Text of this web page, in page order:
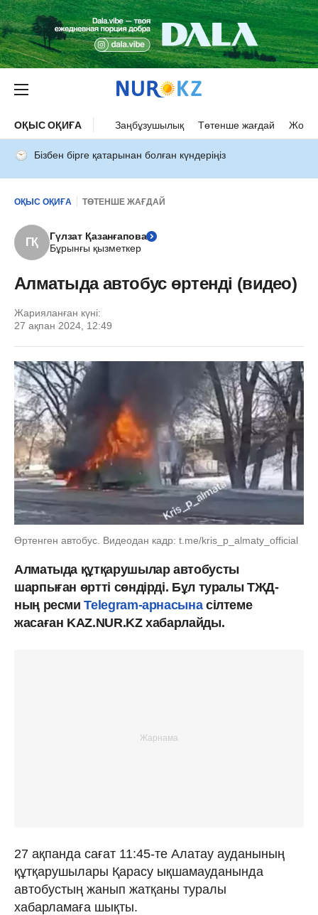
ОҚЫС ОҚИҒА Заңбұзушылық Төтенше жағдай Жол
Бізбен бірге қатарынан болған күндеріңіз
ОҚЫС ОҚИҒА ТӨТЕНШЕ ЖАҒДАЙ
ГҚ
Гүлзат Қазанғапова
Бұрынғы қызметкер
Алматыда автобус өртенді (видео)
Жарияланған күні:
27 ақпан 2024, 12:49
Өртенген автобус. Видеодан кадр: t.me/kris_p_almaty_official
Алматыда құтқарушылар автобусты
шарпыған өртті сөндірді. Бұл туралы ТЖД-
ның ресмиTelegram-арнасынасілтеме
жасаған KAZ.NUR.KZ хабарлайды.
27 ақпанда сағат 11:45-те Алатау ауданының
құтқарушылары Қарасу ықшамауданында
автобустың жанып жатқаны туралы
хабарламаға шықты.